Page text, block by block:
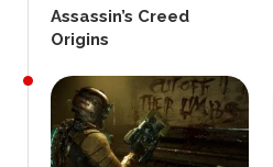
Assassin’s Creed
Origins